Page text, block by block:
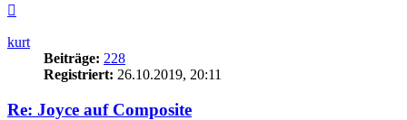
kurt
Beiträge: 228
Registriert: 26.10.2019, 20:11
Re: Joyce auf Composite